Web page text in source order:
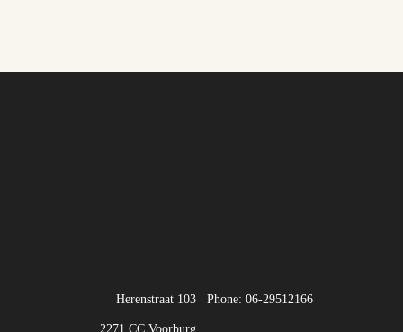
Phone: 06-29512166
Herenstraat 103
2271 CC Voorburg